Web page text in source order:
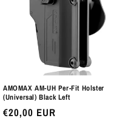
AMOMAX AM-UH Per-Fit Holster
(Universal) Black Left
Preço
€20,00 EUR